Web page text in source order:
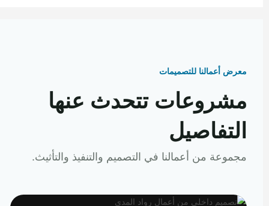
معرض أعمالنا للتصميمات
مشروعات تتحدث عنها
التفاصيل
مجموعة من أعمالنا في التصميم والتنفيذ والتأثيث.